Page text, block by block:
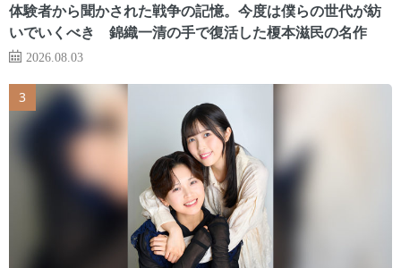
体験者から聞かされた戦争の記憶。今度は僕らの世代が紡
いでいくべき 錦織一清の手で復活した榎本滋民の名作
2026.08.03